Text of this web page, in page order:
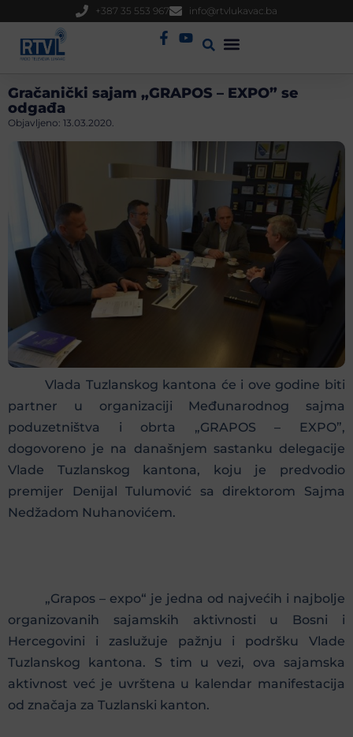
+387 35 553 967 info@rtvlukavac.ba
Gračanički sajam „GRAPOS – EXPO” se
odgađa
Objavljeno: 13.03.2020.
Vlada Tuzlanskog kantona će i ove godine biti
partner u organizaciji Međunarodnog sajma
poduzetništva i obrta „GRAPOS – EXPO”,
dogovoreno je na današnjem sastanku delegacije
Vlade Tuzlanskog kantona, koju je predvodio
premijer Denijal Tulumović sa direktorom Sajma
Nedžadom Nuhanovićem.
„Grapos – expo“ je jedna od najvećih i najbolje
organizovanih sajamskih aktivnosti u Bosni i
Hercegovini i zaslužuje pažnju i podršku Vlade
Tuzlanskog kantona. S tim u vezi, ova sajamska
aktivnost već je uvrštena u kalendar manifestacija
od značaja za Tuzlanski kanton.